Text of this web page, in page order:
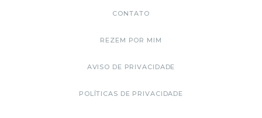
CONTATO
REZEM POR MIM
AVISO DE PRIVACIDADE
POLÍTICAS DE PRIVACIDADE